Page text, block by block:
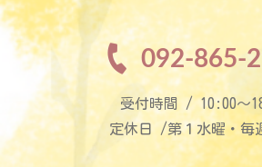
092-865-
受付時間 / 10:00〜
定休日 /第１水曜・毎